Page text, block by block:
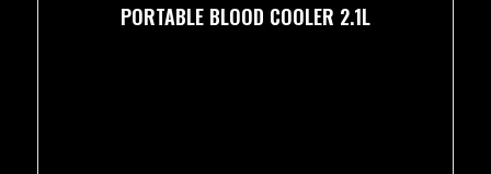
PORTABLE BLOOD COOLER 2.1L